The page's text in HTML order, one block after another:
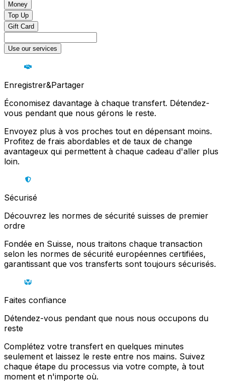
Money
Top Up
Gift Card
Use our services
Enregistrer&Partager
Économisez davantage à chaque transfert. Détendez-
vous pendant que nous gérons le reste.
Envoyez plus à vos proches tout en dépensant moins.
Profitez de frais abordables et de taux de change
avantageux qui permettent à chaque cadeau d'aller plus
loin.
Sécurisé
Découvrez les normes de sécurité suisses de premier
ordre
Fondée en Suisse, nous traitons chaque transaction
selon les normes de sécurité européennes certifiées,
garantissant que vos transferts sont toujours sécurisés.
Faites confiance
Détendez-vous pendant que nous nous occupons du
reste
Complétez votre transfert en quelques minutes
seulement et laissez le reste entre nos mains. Suivez
chaque étape du processus via votre compte, à tout
moment et n'importe où.